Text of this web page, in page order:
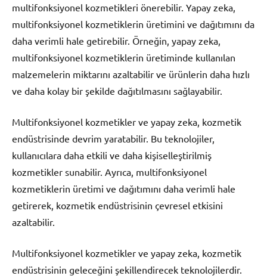
multifonksiyonel kozmetikleri önerebilir. Yapay zeka,
multifonksiyonel kozmetiklerin üretimini ve dağıtımını da
daha verimli hale getirebilir. Örneğin, yapay zeka,
multifonksiyonel kozmetiklerin üretiminde kullanılan
malzemelerin miktarını azaltabilir ve ürünlerin daha hızlı
ve daha kolay bir şekilde dağıtılmasını sağlayabilir.
Multifonksiyonel kozmetikler ve yapay zeka, kozmetik
endüstrisinde devrim yaratabilir. Bu teknolojiler,
kullanıcılara daha etkili ve daha kişiselleştirilmiş
kozmetikler sunabilir. Ayrıca, multifonksiyonel
kozmetiklerin üretimi ve dağıtımını daha verimli hale
getirerek, kozmetik endüstrisinin çevresel etkisini
azaltabilir.
Multifonksiyonel kozmetikler ve yapay zeka, kozmetik
endüstrisinin geleceğini şekillendirecek teknolojilerdir.